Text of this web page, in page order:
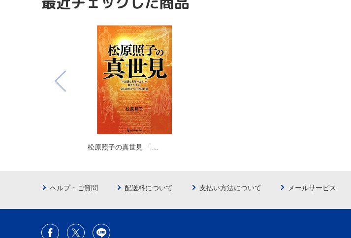
松原照子の真世見 「…
ヘルプ・ご質問 配送料について 支払い方法について メールサービス